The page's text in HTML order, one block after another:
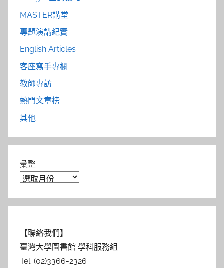
MASTER講堂
專題演講紀實
English Articles
客座寫手專欄
教師專訪
熱門文章榜
其他
彙整
【聯絡我們】
臺灣大學圖書館 學科服務組
Tel: (02)3366-2326